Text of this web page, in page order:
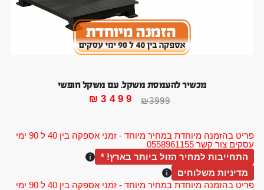
פריט בהזמנה מיוחדת במחיר מיוחד - זמני אספקה בין 40 ל 90 ימי
עסקים צור קשר 0558961155
מכשיר להעמסת משקל. עם משקל חופשי
₪3999
₪3499
התחייבות למחיר הזול ביותר בארץ! *
מדיניות משלוחים
פריט בהזמנה מיוחדת במחיר מיוחד - זמני אספקה בין 40 ל 90 ימי